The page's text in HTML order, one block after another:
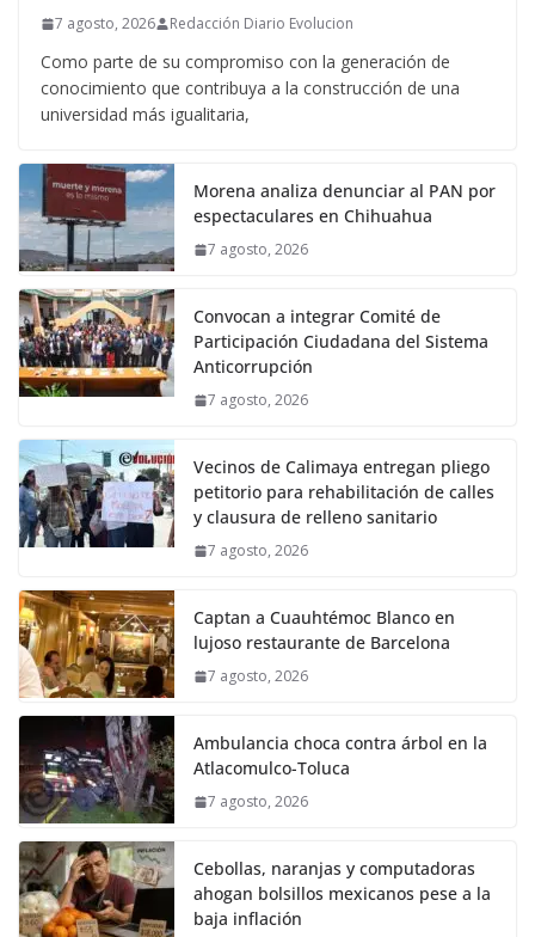
7 agosto, 2026 Redacción Diario Evolucion
Como parte de su compromiso con la generación de
conocimiento que contribuya a la construcción de una
universidad más igualitaria,
Morena analiza denunciar al PAN por
espectaculares en Chihuahua
7 agosto, 2026
Convocan a integrar Comité de
Participación Ciudadana del Sistema
Anticorrupción
7 agosto, 2026
Vecinos de Calimaya entregan pliego
petitorio para rehabilitación de calles
y clausura de relleno sanitario
7 agosto, 2026
Captan a Cuauhtémoc Blanco en
lujoso restaurante de Barcelona
7 agosto, 2026
Ambulancia choca contra árbol en la
Atlacomulco-Toluca
7 agosto, 2026
Cebollas, naranjas y computadoras
ahogan bolsillos mexicanos pese a la
baja inflación